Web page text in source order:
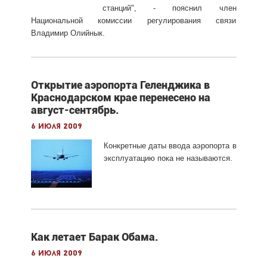
станций", - пояснил член
Национальной комиссии регулирования связи
Владимир Олийнык.
Открытие аэропорта Геленджика в
Краснодарском крае перенесено на
август-сентябрь.
6 июля 2009
Конкретные даты ввода аэропорта в
эксплуатацию пока не называются.
Как летает Барак Обама.
6 июля 2009